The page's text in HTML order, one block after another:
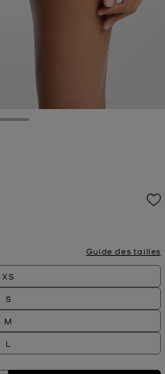
Guide des tailles
XS
S
M
L